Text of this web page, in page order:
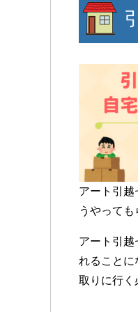
アート引
うやっても
アート引越
れることに
取りに行く